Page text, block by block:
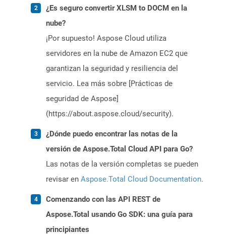
¿Es seguro convertir XLSM to DOCM en la
nube?
¡Por supuesto! Aspose Cloud utiliza
servidores en la nube de Amazon EC2 que
garantizan la seguridad y resiliencia del
servicio. Lea más sobre [Prácticas de
seguridad de Aspose]
(https://about.aspose.cloud/security).
¿Dónde puedo encontrar las notas de la
versión de Aspose.Total Cloud API para Go?
Las notas de la versión completas se pueden
revisar en Aspose.Total Cloud Documentation.
Comenzando con las API REST de
Aspose.Total usando Go SDK: una guía para
principiantes